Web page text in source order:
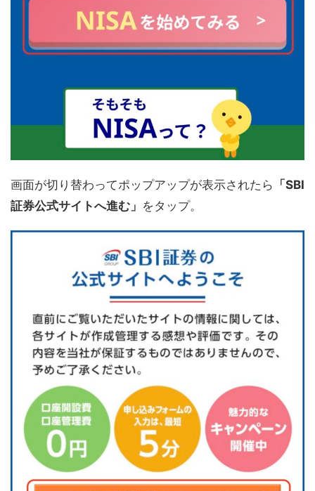
画面が切り替わってポップアップが表示されたら 「SBI
証券公式サイトへ進む」 をタップ。